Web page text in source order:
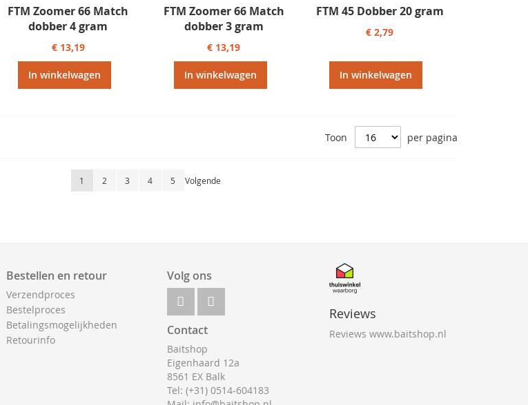
FTM Zoomer 66 Match
dobber 4 gram
€ 13,19
In winkelwagen
FTM Zoomer 66 Match
dobber 3 gram
€ 13,19
In winkelwagen
FTM 45 Dobber 20 gram
€ 2,79
In winkelwagen
Toon per pagina
Pagina
U lees momenteel pagina
1 Pagina
2 Pagina
3 Pagina
4 Pagina
5 Pagina
Volgende
Bestellen en retour
Verzendproces
Bestelproces
Betalingsmogelijkheden
Retourinfo
Volg ons
Contact
Baitshop
Eigenhaard 12a
8561 EX Balk
Tel: (+31) 0514-604183
Reviews
Reviews www.baitshop.nl